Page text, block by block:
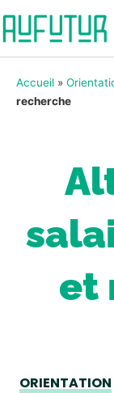
Accueil »
recherche
et
ORIENTATION